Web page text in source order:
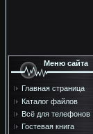
Меню сайта
Главная страница
Каталог файлов
Всё для телефонов
Гостевая книга